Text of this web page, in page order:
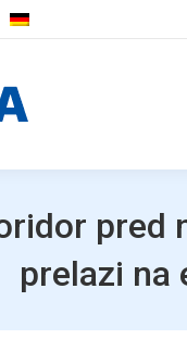
pred
prelazi na